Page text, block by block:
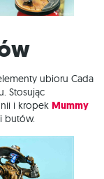
ubioru Cada
Stosując
i kropek Mummy
butów.